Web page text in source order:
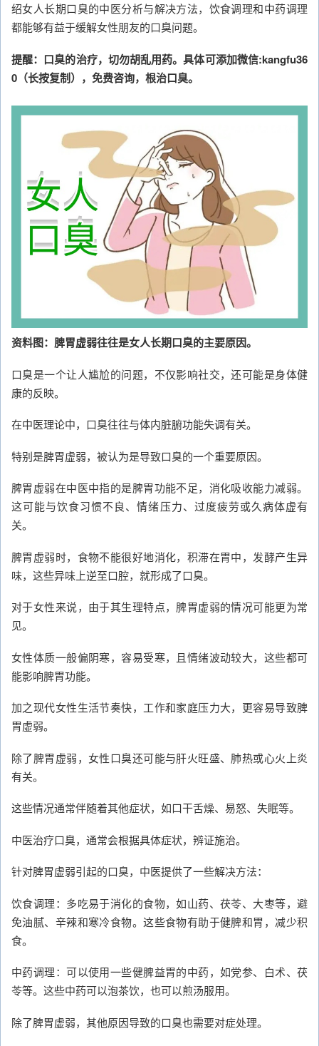
绍女人长期口臭的中医分析与解决方法，饮食调理和中药调理
都能够有益于缓解女性朋友的口臭问题。
提醒：口臭的治疗，切勿胡乱用药。具体可添加微信:kangfu36
0（长按复制），免费咨询，根治口臭。
资料图：脾胃虚弱往往是女人长期口臭的主要原因。
口臭是一个让人尴尬的问题，不仅影响社交，还可能是身体健
康的反映。
在中医理论中，口臭往往与体内脏腑功能失调有关。
特别是脾胃虚弱，被认为是导致口臭的一个重要原因。
脾胃虚弱在中医中指的是脾胃功能不足，消化吸收能力减弱。
这可能与饮食习惯不良、情绪压力、过度疲劳或久病体虚有
关。
脾胃虚弱时，食物不能很好地消化，积滞在胃中，发酵产生异
味，这些异味上逆至口腔，就形成了口臭。
对于女性来说，由于其生理特点，脾胃虚弱的情况可能更为常
见。
女性体质一般偏阴寒，容易受寒，且情绪波动较大，这些都可
能影响脾胃功能。
加之现代女性生活节奏快，工作和家庭压力大，更容易导致脾
胃虚弱。
除了脾胃虚弱，女性口臭还可能与肝火旺盛、肺热或心火上炎
有关。
这些情况通常伴随着其他症状，如口干舌燥、易怒、失眠等。
中医治疗口臭，通常会根据具体症状，辨证施治。
针对脾胃虚弱引起的口臭，中医提供了一些解决方法：
饮食调理：多吃易于消化的食物，如山药、茯苓、大枣等，避
免油腻、辛辣和寒冷食物。这些食物有助于健脾和胃，减少积
食。
中药调理：可以使用一些健脾益胃的中药，如党参、白术、茯
苓等。这些中药可以泡茶饮，也可以煎汤服用。
除了脾胃虚弱，其他原因导致的口臭也需要对症处理。